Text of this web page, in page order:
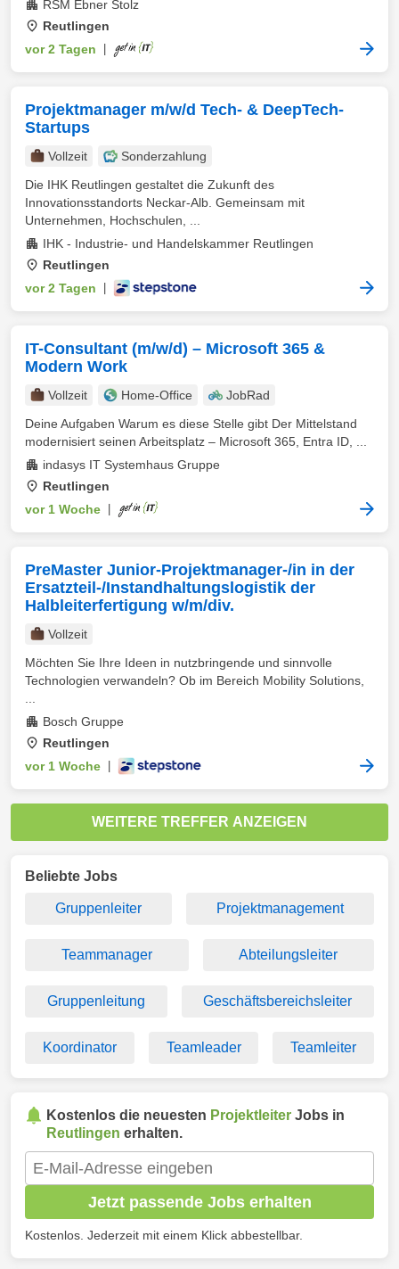
RSM Ebner Stolz
Reutlingen
vor 2 Tagen
Projektmanager m/w/d Tech- & DeepTech-
Startups
Vollzeit
Sonderzahlung
Die IHK Reutlingen gestaltet die Zukunft des
Innovationsstandorts Neckar-Alb. Gemeinsam mit
Unternehmen, Hochschulen, ...
IHK - Industrie- und Handelskammer Reutlingen
Reutlingen
vor 2 Tagen
IT-Consultant (m/w/d) – Microsoft 365 &
Modern Work
Vollzeit Home-Office
JobRad
Deine Aufgaben Warum es diese Stelle gibt Der Mittelstand
modernisiert seinen Arbeitsplatz – Microsoft 365, Entra ID, ...
indasys IT Systemhaus Gruppe
Reutlingen
vor 1 Woche
PreMaster Junior-Projektmanager-/in in der
Ersatzteil-/Instandhaltungslogistik der
Halbleiterfertigung w/m/div.
Vollzeit
Möchten Sie Ihre Ideen in nutzbringende und sinnvolle
Technologien verwandeln? Ob im Bereich Mobility Solutions,
Bosch Gruppe
Reutlingen
vor 1 Woche
WEITERE TREFFER ANZEIGEN
Beliebte Jobs
Gruppenleiter Projektmanagement
Teammanager Abteilungsleiter
Gruppenleitung Geschäftsbereichsleiter
Koordinator Teamleader Teamleiter
Kostenlos die neuesten Projektleiter Jobs in
Reutlingen erhalten.
Jetzt passende Jobs erhalten
Kostenlos. Jederzeit mit einem Klick abbestellbar.